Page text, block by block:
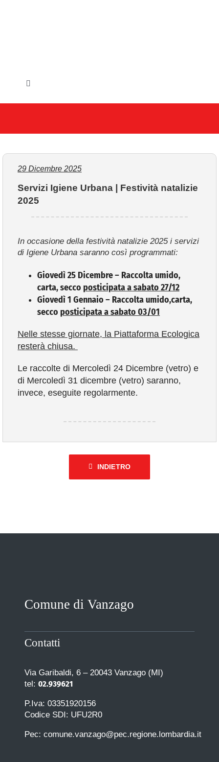
Toggle
IL COMUNE
SERVIZI E UTILITA’
AREE TEMATICHE
VIVERE VANZAGO
COMUNICAZIONE
29 Dicembre 2025
Servizi Igiene Urbana | Festività natalizie
2025
In occasione della festività natalizie 2025 i servizi
di Igiene Urbana saranno così programmati:
Giovedì 25 Dicembre – Raccolta umido,
carta, secco posticipata a sabato 27/12
Giovedì 1 Gennaio – Raccolta umido,carta,
secco posticipata a sabato 03/01
Nelle stesse giornate, la Piattaforma Ecologica
resterà chiusa.
Le raccolte di Mercoledì 24 Dicembre (vetro) e
di Mercoledì 31 dicembre (vetro) saranno,
invece, eseguite regolarmente.
INDIETRO
Comune di Vanzago
Contatti
Via Garibaldi, 6 – 20043 Vanzago (MI)
tel: 02.939621
P.Iva: 03351920156
Codice SDI: UFU2R0
Pec: comune.vanzago@pec.regione.lombardia.it